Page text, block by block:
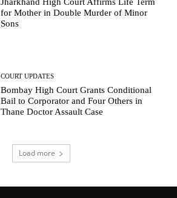
for Mother in Double Murder of Minor
Sons
COURT UPDATES
Bombay High Court Grants Conditional
Bail to Corporator and Four Others in
Thane Doctor Assault Case
Load more